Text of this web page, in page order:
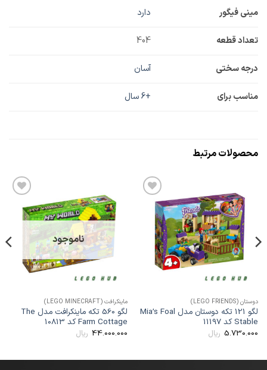
مینی فیگور دارد
تعداد قطعه 404
درجه سختی آسان
مناسب برای
محصولات مرتبط
افزودن
به
علاقه
مندی
ها
دوستان (LEGO FRIENDS)
لگو 121 تکه دوستان مدل Mia’s Foal
Stable کد 11197
5.730.000 ریال
افزودن
به
علاقه
مندی
ها
ناموجود
ماینکرافت (LEGO MINECRAFT)
لگو 560 تکه ماینکرافت مدل The
Farm Cottage کد 10813
44.000.000 ریال